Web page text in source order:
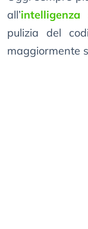
all’intelligenza
pulizia del
maggiormente